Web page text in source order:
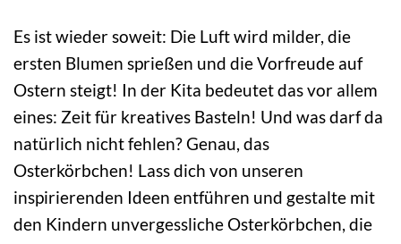
Es ist wieder soweit: Die Luft wird milder, die
ersten Blumen sprießen und die Vorfreude auf
Ostern steigt! In der Kita bedeutet das vor allem
eines: Zeit für kreatives Basteln! Und was darf da
natürlich nicht fehlen? Genau, das
Osterkörbchen! Lass dich von unseren
inspirierenden Ideen entführen und gestalte mit
den Kindern unvergessliche Osterkörbchen, die